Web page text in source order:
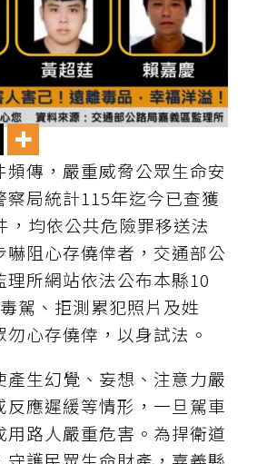
頻傳，嚴重威脅公眾生命安
察局統計115年迄今已查獲
，均依公共危險罪移送法
嚇阻心存僥倖者，交通部公
理所網站依法公布本縣10
駕、拒測累犯照片及姓
心存僥倖，以身試法。
產生幻覺、妄想、注意力嚴
反應遲緩等情形，一旦駕車
用路人嚴重危害。為捍衛道